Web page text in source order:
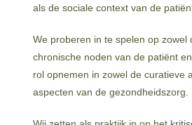
als de sociale context van de
We proberen in te spelen op zowel
chronische noden van de patiënt
rol opnemen in zowel de curatieve
aspecten van de gezondheidszorg.